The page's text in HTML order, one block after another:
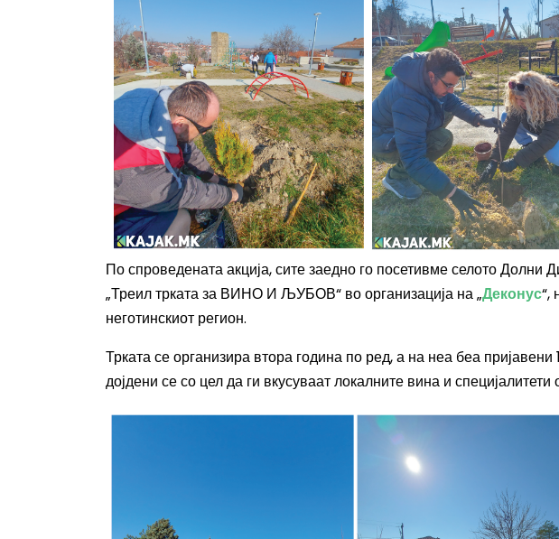
По спроведената акција, сите заедно го посетивме селото Долни
„Треил трката за ВИНО И ЉУБОВ“ во организација на „Деконус“,
неготинскиот регион.
Трката се организира втора година по ред, а на неа беа
дојдени се со цел да ги вкусуваат локалните вина и специјалитети